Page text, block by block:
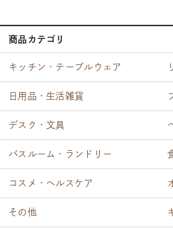
商品カテゴリ
キッチン・テーブルウェア
日用品・生活雑貨
デスク・文具
バスルーム・ランドリー
コスメ・ヘルスケア
その他